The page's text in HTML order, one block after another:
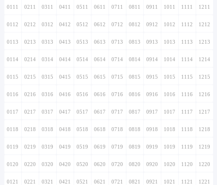
0111 0211 0311 0411 0511 0611 0711 0811 0911 1011 1111 1211
0112 0212 0312 0412 0512 0612 0712 0812 0912 1012 1112 1212
0113 0213 0313 0413 0513 0613 0713 0813 0913 1013 1113 1213
0114 0214 0314 0414 0514 0614 0714 0814 0914 1014 1114 1214
0115 0215 0315 0415 0515 0615 0715 0815 0915 1015 1115 1215
0116 0216 0316 0416 0516 0616 0716 0816 0916 1016 1116 1216
0117 0217 0317 0417 0517 0617 0717 0817 0917 1017 1117 1217
0118 0218 0318 0418 0518 0618 0718 0818 0918 1018 1118 1218
0119 0219 0319 0419 0519 0619 0719 0819 0919 1019 1119 1219
0120 0220 0320 0420 0520 0620 0720 0820 0920 1020 1120 1220
0121 0221 0321 0421 0521 0621 0721 0821 0921 1021 1121 1221